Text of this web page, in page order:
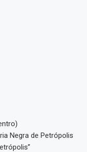
Negra de Petrópolis